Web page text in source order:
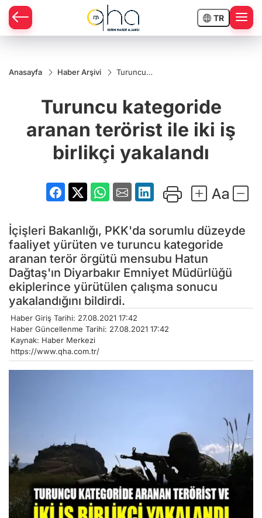
TR
Anasayfa Haber Arşivi
Turuncu
terörist ile
iki iş
yakalandı
Turuncu kategoride
aranan terörist ile iki iş
birlikçi yakalandı
İçişleri Bakanlığı, PKK'da sorumlu düzeyde
faaliyet yürüten ve turuncu kategoride
aranan terör örgütü mensubu Hatun
Dağtaş'ın Diyarbakır Emniyet Müdürlüğü
ekiplerince yürütülen çalışma sonucu
yakalandığını bildirdi.
Haber Giriş Tarihi: 27.08.2021 17:42
Haber Güncellenme Tarihi: 27.08.2021 17:42
Kaynak: Haber Merkezi
https://www.qha.com.tr/